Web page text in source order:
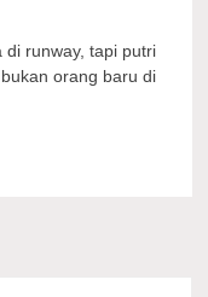
dan
di runway, tapi putri
orang baru di